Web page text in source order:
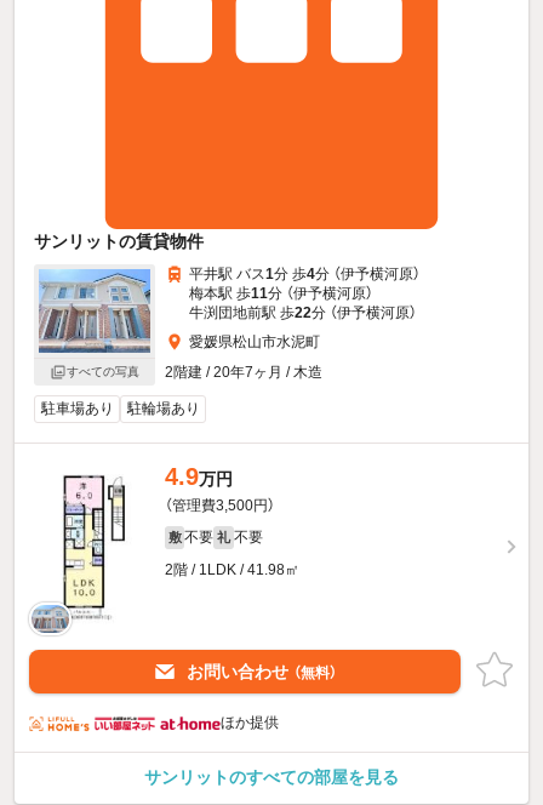
サンリットの賃貸物件
すべての写真
平井駅 バス1分 歩4分 （伊予横河原）
梅本駅 歩11分 （伊予横河原）
牛渕団地前駅 歩22分 （伊予横河原）
愛媛県松山市水泥町
2階建 / 20年7ヶ月 / 木造
駐車場あり 駐輪場あり
4.9万円
（管理費3,500円）
敷 不要 礼 不要
2階 / 1LDK / 41.98㎡
お問い合わせ （無料）
ほか提供
サンリットのすべての部屋を見る